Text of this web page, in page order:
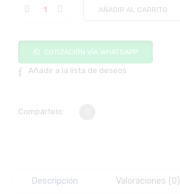
AÑADIR AL CARRITO
COTIZACIÓN VÍA WHATSAPP
Añadir a la lista de deseos
Compártelo:
Descripción Valoraciones (0)